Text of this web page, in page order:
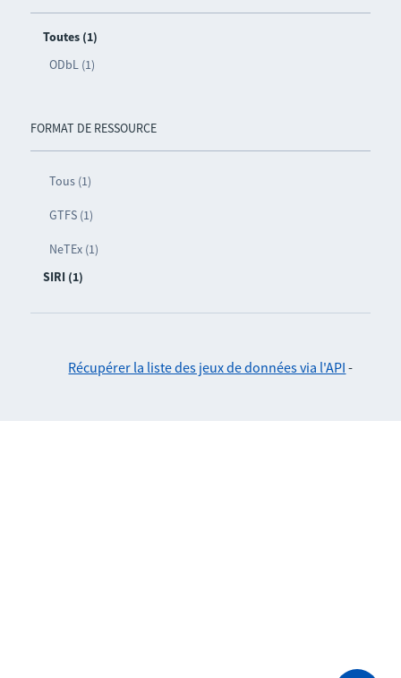
Toutes (1)
ODbL (1)
FORMAT DE RESSOURCE
Tous (1)
GTFS (1)
NeTEx (1)
SIRI (1)
Récupérer la liste des jeux de données via l'API -